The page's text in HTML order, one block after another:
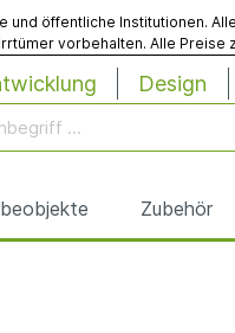
öffentliche Institutionen.
vorbehalten. Alle Preise
Design
Zubehör